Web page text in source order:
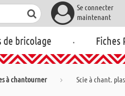
Se connecter
maintenant
de bricolage . Fiches
à chantourner Scie à chant.